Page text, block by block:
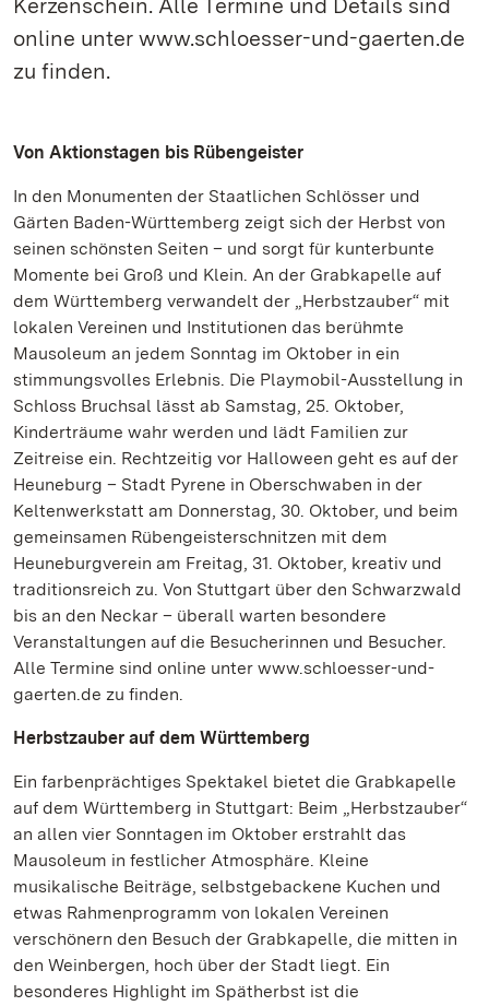
Kerzenschein. Alle Termine und Details sind
online unter www.schloesser-und-gaerten.de
zu finden.
Von Aktionstagen bis Rübengeister
In den Monumenten der Staatlichen Schlösser und
Gärten Baden-Württemberg zeigt sich der Herbst von
seinen schönsten Seiten – und sorgt für kunterbunte
Momente bei Groß und Klein. An der Grabkapelle auf
dem Württemberg verwandelt der „Herbstzauber“ mit
lokalen Vereinen und Institutionen das berühmte
Mausoleum an jedem Sonntag im Oktober in ein
stimmungsvolles Erlebnis. Die Playmobil-Ausstellung in
Schloss Bruchsal lässt ab Samstag, 25. Oktober,
Kinderträume wahr werden und lädt Familien zur
Zeitreise ein. Rechtzeitig vor Halloween geht es auf der
Heuneburg – Stadt Pyrene in Oberschwaben in der
Keltenwerkstatt am Donnerstag, 30. Oktober, und beim
gemeinsamen Rübengeisterschnitzen mit dem
Heuneburgverein am Freitag, 31. Oktober, kreativ und
traditionsreich zu. Von Stuttgart über den Schwarzwald
bis an den Neckar – überall warten besondere
Veranstaltungen auf die Besucherinnen und Besucher.
Alle Termine sind online unter www.schloesser-und-
gaerten.de zu finden.
Herbstzauber auf dem Württemberg
Ein farbenprächtiges Spektakel bietet die Grabkapelle
auf dem Württemberg in Stuttgart: Beim „Herbstzauber“
an allen vier Sonntagen im Oktober erstrahlt das
Mausoleum in festlicher Atmosphäre. Kleine
musikalische Beiträge, selbstgebackene Kuchen und
etwas Rahmenprogramm von lokalen Vereinen
verschönern den Besuch der Grabkapelle, die mitten in
den Weinbergen, hoch über der Stadt liegt. Ein
besonderes Highlight im Spätherbst ist die